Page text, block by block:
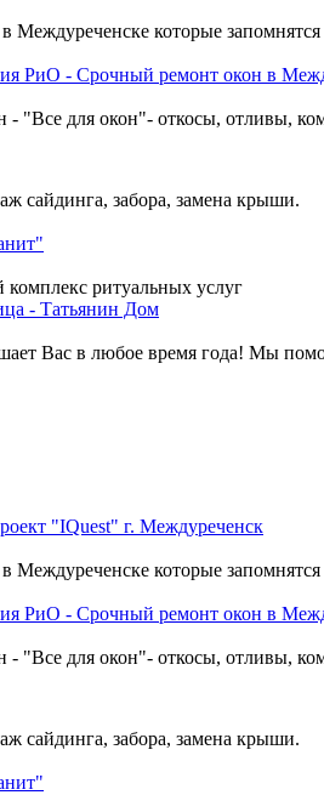
в Междуреченске которые
РиО - Срочный ремонт окон в
- "Все для окон"- откосы, отливы,
сайдинга, забора, замена крыши.
ритуальных услуг
- Татьянин Дом
Вас в любое время года! Мы
"IQuest" г. Междуреченск
в Междуреченске которые
РиО - Срочный ремонт окон в
- "Все для окон"- откосы, отливы,
сайдинга, забора, замена крыши.